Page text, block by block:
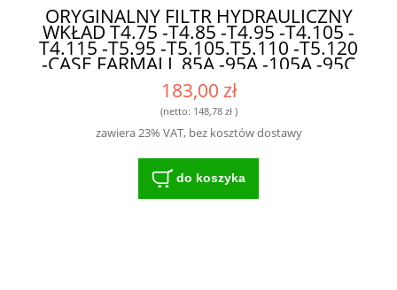
ORYGINALNY FILTR HYDRAULICZNY
WKŁAD T4.75 -T4.85 -T4.95 -T4.105 -
T4.115 -T5.95 -T5.105.T5.110 -T5.120
-CASE FARMALL 85A -95A -105A -95C
-105C -115C -95U -105U -115U
48195967 DO MASZYN ROLNICZYCH
183,00 zł
(netto: 148,78 zł)
zawiera 23% VAT, bez kosztów dostawy
do koszyka